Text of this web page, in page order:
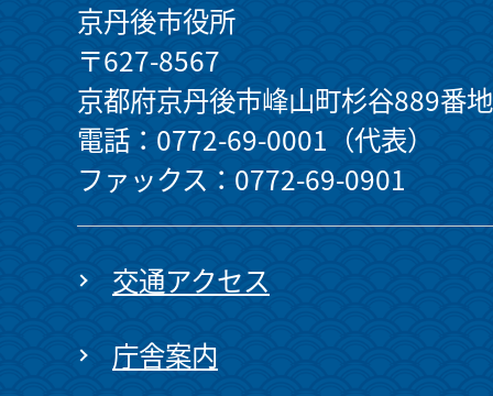
京丹後市役所
〒627-8567
京都府京丹後市峰山町杉谷889番地
電話：0772-69-0001（代表）
ファックス：0772-69-0901
交通アクセス
庁舎案内